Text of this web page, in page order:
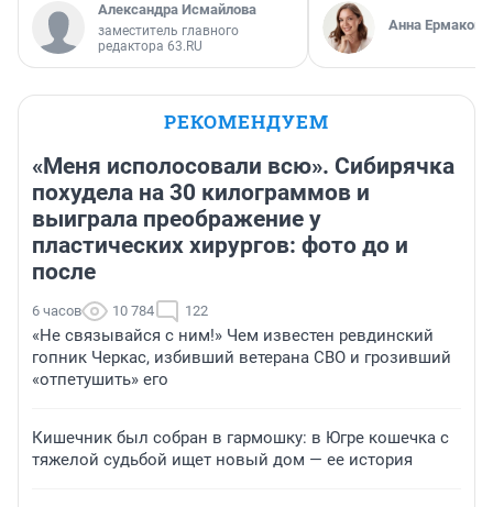
Александра Исмайлова
заместитель главного
редактора 63.RU
Анна Ермакова
РЕКОМЕНДУЕМ
«Меня исполосовали всю». Сибирячка
похудела на 30 килограммов и
выиграла преображение у
пластических хирургов: фото до и
после
6 часов 10 784 122
«Не связывайся с ним!» Чем известен ревдинский
гопник Черкас, избивший ветерана СВО и грозивший
«отпетушить» его
Кишечник был собран в гармошку: в Югре кошечка с
тяжелой судьбой ищет новый дом — ее история